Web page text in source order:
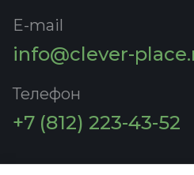
E-mail
info@clever-
Телефон
+7 (812) 223-43-52